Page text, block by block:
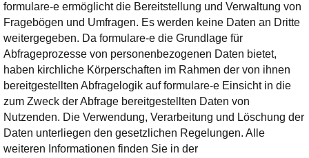
formulare-e ermöglicht die Bereitstellung und Verwaltung von
Fragebögen und Umfragen. Es werden keine Daten an Dritte
weitergegeben. Da formulare-e die Grundlage für
Abfrageprozesse von personenbezogenen Daten bietet,
haben kirchliche Körperschaften im Rahmen der von ihnen
bereitgestellten Abfragelogik auf formulare-e Einsicht in die
zum Zweck der Abfrage bereitgestellten Daten von
Nutzenden. Die Verwendung, Verarbeitung und Löschung der
Daten unterliegen den gesetzlichen Regelungen. Alle
weiteren Informationen finden Sie in der